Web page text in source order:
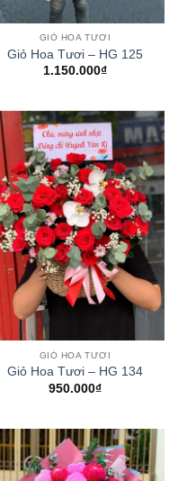
GIỎ HOA TƯƠI
Giỏ Hoa Tươi – HG 125
1.150.000₫
GIỎ HOA TƯƠI
Giỏ Hoa Tươi – HG 134
950.000₫